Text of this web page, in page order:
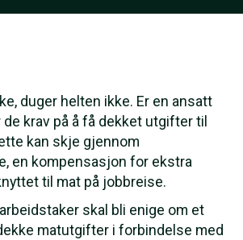
duger helten ikke. Er en ansatt
krav på å få dekket utgifter til
kan skje gjennom
en kompensasjon for ekstra
til mat på jobbreise.
skal bli enige om et
matutgifter i forbindelse med